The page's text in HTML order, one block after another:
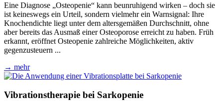
Eine Diagnose „Osteopenie“ kann beunruhigend wirken – doch sie
ist keineswegs ein Urteil, sondern vielmehr ein Warnsignal: Ihre
Knochendichte liegt unter dem altersgemäßen Durchschnitt, ohne
aber bereits das Ausmaß einer Osteoporose erreicht zu haben. Früh
erkannt, eröffnet Osteopenie zahlreiche Möglichkeiten, aktiv
gegenzusteuern ...
→ mehr
Vibrationstherapie bei Sarkopenie